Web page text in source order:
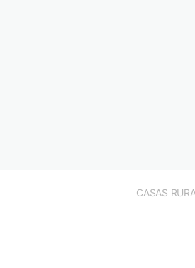
CASAS